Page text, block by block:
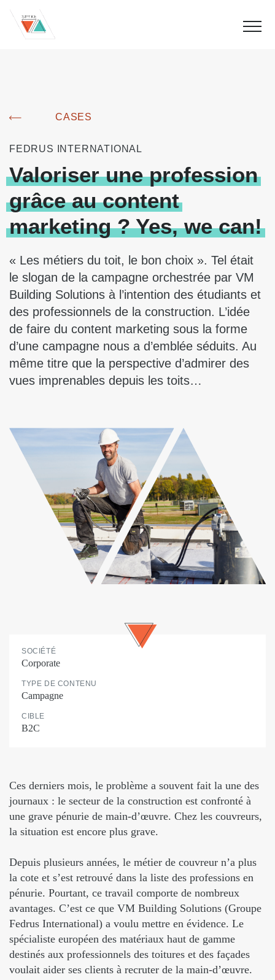
CASES
FEDRUS INTERNATIONAL
Valoriser une profession
grâce au content
marketing ? Yes, we can!
« Les métiers du toit, le bon choix ». Tel était
le slogan de la campagne orchestrée par VM
Building Solutions à l’intention des étudiants et
des professionnels de la construction. L’idée
de faire du content marketing sous la forme
d’une campagne nous a d’emblée séduits. Au
même titre que la perspective d’admirer des
vues imprenables depuis les toits…
SOCIÉTÉ
Corporate
TYPE DE CONTENU
Campagne
CIBLE
B2C
Ces derniers mois, le problème a souvent fait la une des
journaux : le secteur de la construction est confronté à
une grave pénurie de main-d’œuvre. Chez les couvreurs,
la situation est encore plus grave.
Depuis plusieurs années, le métier de couvreur n’a plus
la cote et s’est retrouvé dans la liste des professions en
pénurie. Pourtant, ce travail comporte de nombreux
avantages. C’est ce que VM Building Solutions (Groupe
Fedrus International) a voulu mettre en évidence. Le
spécialiste européen des matériaux haut de gamme
destinés aux professionnels des toitures et des façades
voulait aider ses clients à recruter de la main-d’œuvre.